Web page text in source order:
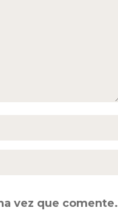
vez que comente.